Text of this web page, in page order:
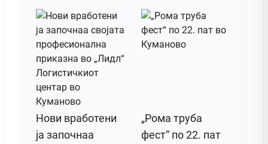
Нови вработени
ја започнаа
„Рома труба
фест“ по 22. пат